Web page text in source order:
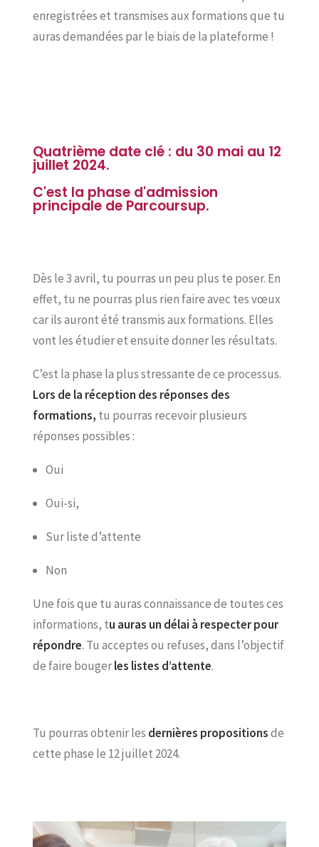
enregistrées et transmises aux formations que tu
auras demandées par le biais de la plateforme !
Quatrième date clé : du 30 mai au 12
juillet 2024.
C'est la phase d'admission
principale de Parcoursup.
Dès le 3 avril, tu pourras un peu plus te poser. En
effet, tu ne pourras plus rien faire avec tes vœux
car ils auront été transmis aux formations. Elles
vont les étudier et ensuite donner les résultats.
C’est la phase la plus stressante de ce processus.
Lors de la réception des réponses des
formations, tu pourras recevoir plusieurs
réponses possibles :
Oui
Oui-si,
Sur liste d’attente
Non
Une fois que tu auras connaissance de toutes ces
informations, tu auras un délai à respecter pour
répondre. Tu acceptes ou refuses, dans l’objectif
de faire bougerles listes d’attente.
Tu pourras obtenir les dernières propositionsde
cette phase le 12 juillet 2024.